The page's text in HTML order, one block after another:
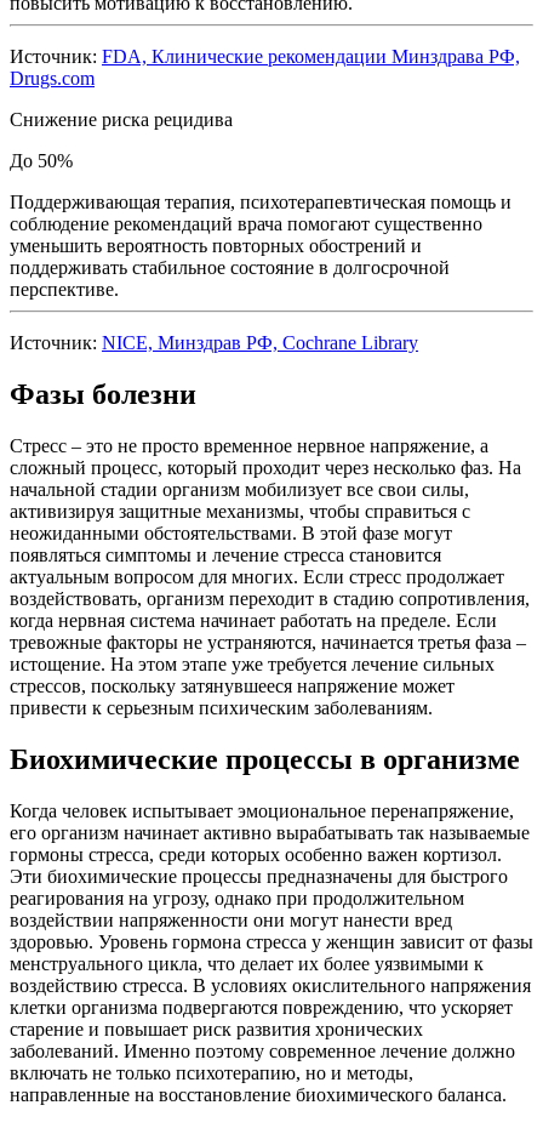
Источник: FDA, Клинические рекомендации Минздрава РФ,
Drugs.com
Снижение риска рецидива
До 50%
Поддерживающая терапия, психотерапевтическая помощь и
соблюдение рекомендаций врача помогают существенно
уменьшить вероятность повторных обострений и
поддерживать стабильное состояние в долгосрочной
перспективе.
Источник: NICE, Минздрав РФ, Cochrane Library
Фазы болезни
Стресс – это не просто временное нервное напряжение, а
сложный процесс, который проходит через несколько фаз. На
начальной стадии организм мобилизует все свои силы,
активизируя защитные механизмы, чтобы справиться с
неожиданными обстоятельствами. В этой фазе могут
появляться симптомы и лечение стресса становится
актуальным вопросом для многих. Если стресс продолжает
воздействовать, организм переходит в стадию сопротивления,
когда нервная система начинает работать на пределе. Если
тревожные факторы не устраняются, начинается третья фаза –
истощение. На этом этапе уже требуется лечение сильных
стрессов, поскольку затянувшееся напряжение может
привести к серьезным психическим заболеваниям.
Биохимические процессы в организме
Когда человек испытывает эмоциональное перенапряжение,
его организм начинает активно вырабатывать так называемые
гормоны стресса, среди которых особенно важен кортизол.
Эти биохимические процессы предназначены для быстрого
реагирования на угрозу, однако при продолжительном
воздействии напряженности они могут нанести вред
здоровью. Уровень гормона стресса у женщин зависит от фазы
менструального цикла, что делает их более уязвимыми к
воздействию стресса. В условиях окислительного напряжения
клетки организма подвергаются повреждению, что ускоряет
старение и повышает риск развития хронических
заболеваний. Именно поэтому современное лечение должно
включать не только психотерапию, но и методы,
направленные на восстановление биохимического баланса.